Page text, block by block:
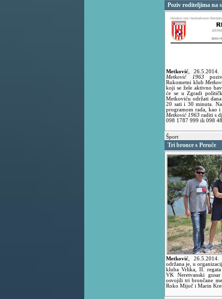
Poziv roditeljima na
Metković ,
Metković 1963
Rukometni klub
koji se žele aktivno
će se u Zgradi
Metkoviću održati
20 sati i 30 minuta.
programom rada, kao
Metković 1963 raditi s
098 1787 999 ili 098
Šport
Tri bronce s Peruče
Metković
održana je, u
kluba Vrlika, II. regata
VK Neretvanski
osvojili tri brončane
Roko Mijoč i Marin